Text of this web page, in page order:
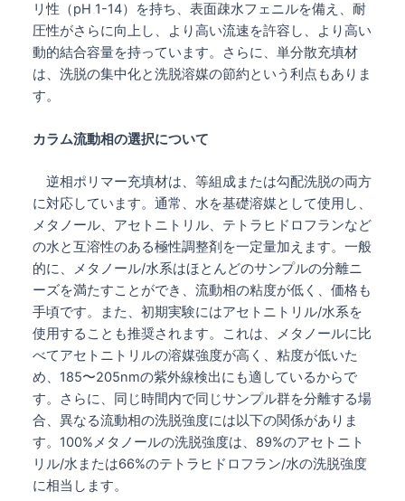
リ性（pH 1-14）を持ち、表面疎水フェニルを備え、耐
圧性がさらに向上し、より高い流速を許容し、より高い
動的結合容量を持っています。さらに、単分散充填材
は、洗脱の集中化と洗脱溶媒の節約という利点もありま
す。
カラム流動相の選択について
逆相ポリマー充填材は、等組成または勾配洗脱の両方
に対応しています。通常、水を基礎溶媒として使用し、
メタノール、アセトニトリル、テトラヒドロフランなど
の水と互溶性のある極性調整剤を一定量加えます。一般
的に、メタノール/水系はほとんどのサンプルの分離ニ
ーズを満たすことができ、流動相の粘度が低く、価格も
手頃です。また、初期実験にはアセトニトリル/水系を
使用することも推奨されます。これは、メタノールに比
べてアセトニトリルの溶媒強度が高く、粘度が低いた
め、185〜205nmの紫外線検出にも適しているからで
す。さらに、同じ時間内で同じサンプル群を分離する場
合、異なる流動相の洗脱強度には以下の関係がありま
す。100%メタノールの洗脱強度は、89%のアセトニト
リル/水または66%のテトラヒドロフラン/水の洗脱強度
に相当します。